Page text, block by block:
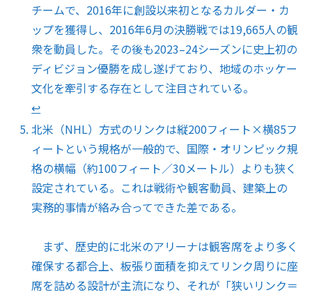
チームで、2016年に創設以来初となるカルダー・カ
ップを獲得し、2016年6月の決勝戦では19,665人の観
衆を動員した。その後も2023–24シーズンに史上初の
ディビジョン優勝を成し遂げており、地域のホッケー
文化を牽引する存在として注目されている。
↩︎
北米（NHL）方式のリンクは縦200フィート×横85フ
ィートという規格が一般的で、国際・オリンピック規
格の横幅（約100フィート／30メートル）よりも狭く
設定されている。これは戦術や観客動員、建築上の
実務的事情が絡み合ってできた差である。
まず、歴史的に北米のアリーナは観客席をより多く
確保する都合上、板張り面積を抑えてリンク周りに座
席を詰める設計が主流になり、それが「狭いリンク＝